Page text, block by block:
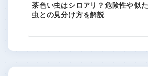
茶色い虫はシロアリ？危険性や似た
虫との見分け方を解説